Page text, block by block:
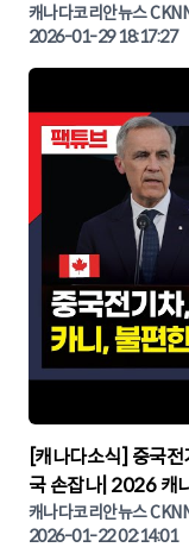
캐나다코리안뉴스
캐나다코리안뉴스
2026-01-29 18:17:27
▶
[캐나다소식] 중국
국 손잡나| 2026 캐
나다뉴스 |
캐나다코리안뉴스
2026-01-22 02:14:01